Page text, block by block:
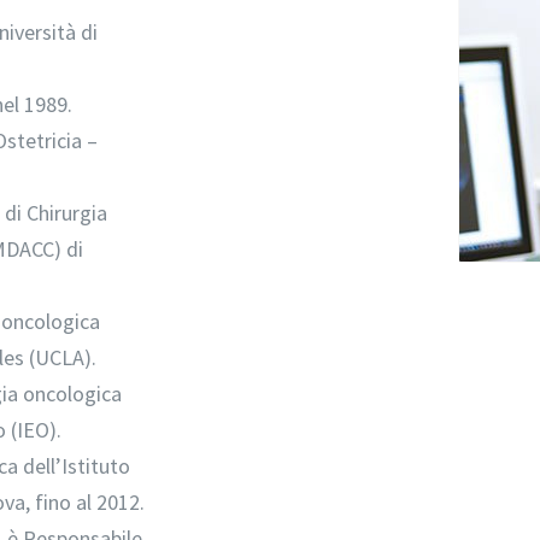
di
1989.
–
Chirurgia
di
(UCLA).
oncologica
(IEO).
dell’Istituto
fino al 2012.